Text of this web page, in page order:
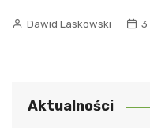
Dawid Laskowski 3
Aktualności